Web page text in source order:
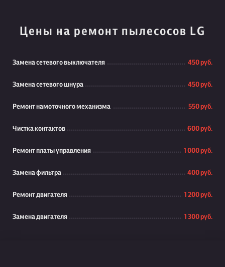
Цены на ремонт пылесосов LG
Замена сетевого выключателя 450 руб.
Замена сетевого шнура 450 руб.
Ремонт намоточного механизма 550 руб.
Чистка контактов 600 руб.
Ремонт платы управления 1 000 руб.
Замена фильтра 400 руб.
Ремонт двигателя 1 200 руб.
Замена двигателя 1 300 руб.